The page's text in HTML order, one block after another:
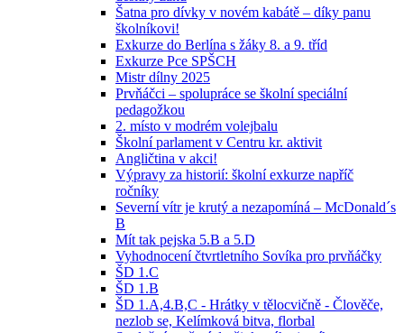
Šatna pro dívky v novém kabátě – díky panu
školníkovi!
Exkurze do Berlína s žáky 8. a 9. tříd
Exkurze Pce SPŠCH
Mistr dílny 2025
Prvňáčci – spolupráce se školní speciální
pedagožkou
2. místo v modrém volejbalu
Školní parlament v Centru kr. aktivit
Angličtina v akci!
Výpravy za historií: školní exkurze napříč
ročníky
Severní vítr je krutý a nezapomíná – McDonald´s
B
Mít tak pejska 5.B a 5.D
Vyhodnocení čtvrtletního Sovíka pro prvňáčky
ŠD 1.C
ŠD 1.B
ŠD 1.A,4.B,C - Hrátky v tělocvičně - Člověče,
nezlob se, Kelímková bitva, florbal